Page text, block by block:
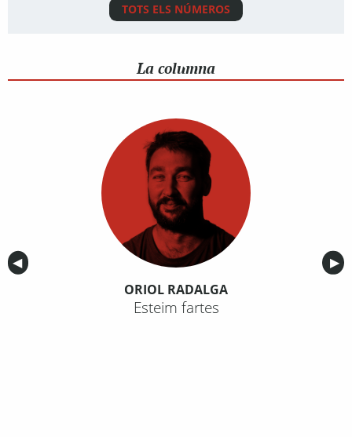
TOTS ELS NÚMEROS
La columna
Anterior
◀︎ ▶︎
ORIOL RADALGA
Esteim fartes